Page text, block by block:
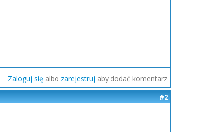
Zaloguj się albo zarejestruj aby dodać komentarz
#2